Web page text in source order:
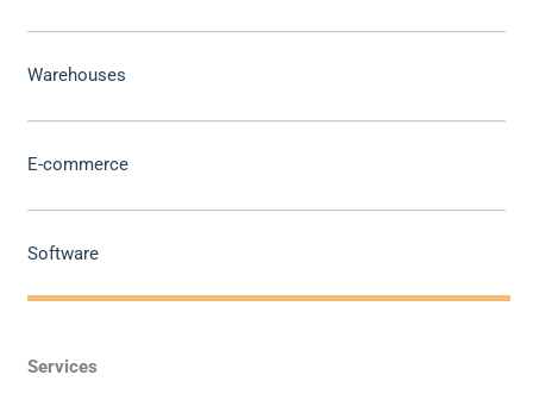
Warehouses
E-commerce
Software
Services